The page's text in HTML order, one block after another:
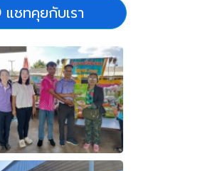
แชทคุยกับเรา